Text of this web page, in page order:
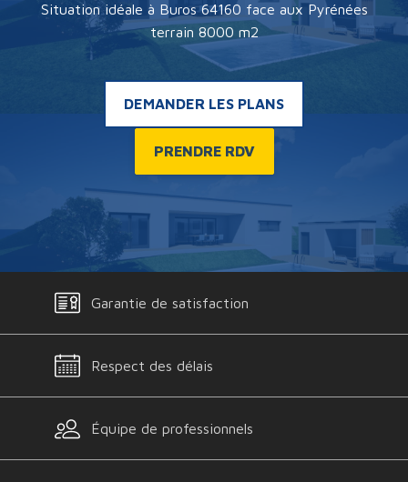
Situation idéale à Buros 64160 face aux Pyrénées
terrain 8000 m2
DEMANDER LES PLANS
PRENDRE RDV
Garantie de satisfaction
Respect des délais
Équipe de professionnels